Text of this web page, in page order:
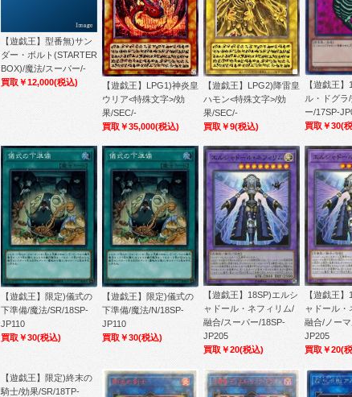
【遊戯王】型番無)サン
ダー・ボルト(STARTER
BOX)/魔法/スーパー/-
買取￥12,000(税込)
【遊戯王】LPG1)神炎皇
ウリア<特殊文字>/効
果/SEC/-
買取￥35,000(税込)
【遊戯王】LPG2)降雷皇
ハモン<特殊文字>/効
果/SEC/-
買取￥9(税込)
【遊戯王
ル・ドグラ
ー/17SP-
買取￥30(
【遊戯王】限定)儀式の
下準備/魔法/SR/18SP-
JP110
買取￥30(税込)
【遊戯王】限定)儀式の
下準備/魔法/N/18SP-
JP110
買取￥30(税込)
【遊戯王】18SP)エルシ
ャドール・ネフィリム/
融合/スーパー/18SP-
JP205
買取￥20(税込)
【遊戯王
ャドール・
融合/ノー
JP205
買取￥20(
【遊戯王】限定)終末の
騎士/効果/SR/18TP-